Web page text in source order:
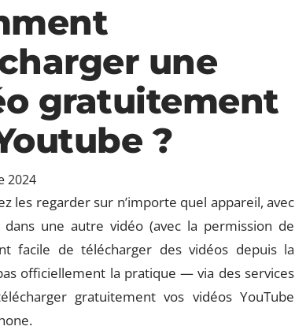
une
gratuitement
?
2024
les regarder sur n’importe quel appareil, avec
une autre vidéo (avec la permission de
facile de télécharger des vidéos depuis la
officiellement la pratique — via des services
gratuitement vos vidéos YouTube